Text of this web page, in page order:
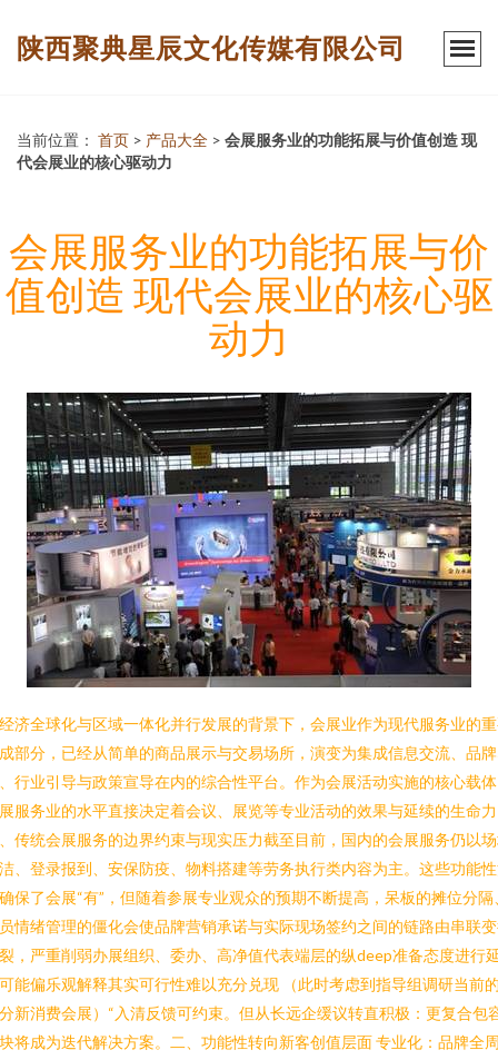
陕西聚典星辰文化传媒有限公司
当前位置： 首页 > 产品大全 > 会展服务业的功能拓展与价值创造 现
代会展业的核心驱动力
会展服务业的功能拓展与价
值创造 现代会展业的核心驱
动力
济全球化与区域一体化并行发展的背景下，会展业作为现代服务业的
部分，已经从简单的商品展示与交易场所，演变为集成信息交流、品
行业引导与政策宣导在内的综合性平台。作为会展活动实施的核心载
服务业的水平直接决定着会议、展览等专业活动的效果与延续的生命
传统会展服务的边界约束与现实压力截至目前，国内的会展服务仍以
、登录报到、安保防疫、物料搭建等劳务执行类内容为主。这些功能
保了会展“有”，但随着参展专业观众的预期不断提高，呆板的摊位分隔
情绪管理的僵化会使品牌营销承诺与实际现场签约之间的链路由串联
，严重削弱办展组织、委办、高净值代表端层的纵deep准备态度进行
能偏乐观解释其实可行性难以充分兑现 （此时考虑到指导组调研当前
新消费会展）“入清反馈可约束。但从长远企缓议转直积极：更复合包
将成为迭代解决方案。二、功能性转向新客创值层面 专业化：品牌全